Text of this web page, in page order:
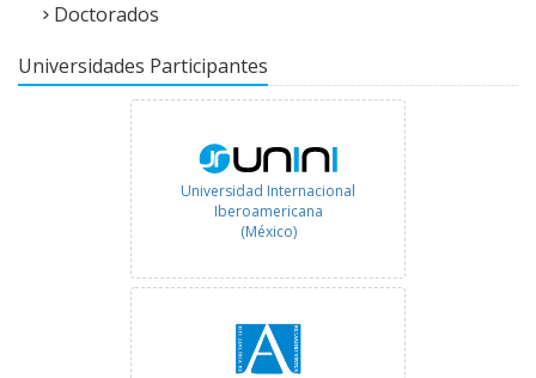
Doctorados
Universidades Participantes
Universidad Internacional
Iberoamericana
(México)